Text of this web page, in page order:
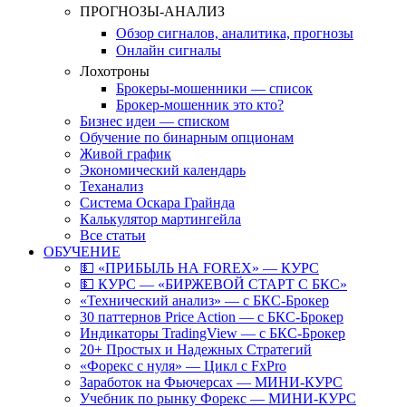
ПРОГНОЗЫ-АНАЛИЗ
Обзор сигналов, аналитика, прогнозы
Онлайн сигналы
Лохотроны
Брокеры-мошенники — список
Брокер-мошенник это кто?
Бизнес идеи — списком
Обучение по бинарным опционам
Живой график
Экономический календарь
Теханализ
Система Оскара Грайнда
Калькулятор мартингейла
Все статьи
ОБУЧЕНИЕ
💵 «ПРИБЫЛЬ НА FOREX» — КУРС
💵 КУРС — «БИРЖЕВОЙ СТАРТ С БКС»
«Технический анализ» — с БКС-Брокер
30 паттернов Price Action — с БКС-Брокер
Индикаторы TradingView — с БКС-Брокер
20+ Простых и Надежных Стратегий
«Форекс с нуля» — Цикл с FxPro
Заработок на Фьючерсах — МИНИ-КУРС
Учебник по рынку Форекс — МИНИ-КУРС